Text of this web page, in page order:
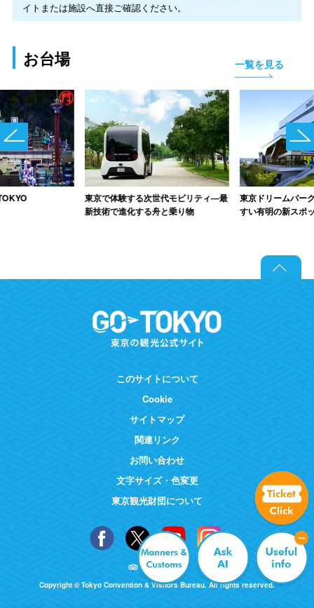
イトまたは施設へ直接ご確認ください。
お台場 一覧を見る
東京で体験する次世代モビリティ―最
新技術で進化する舟と乗り物
東京ドリームパー
すい有明の新スポ
このサイトについて
Cookie
サイトマップ
関連リンク
お問い合わせ
文字サイズ・色変更
東京観光財団について
Copyright © Tokyo Convention & Visitors Bureau. All rights reserved.